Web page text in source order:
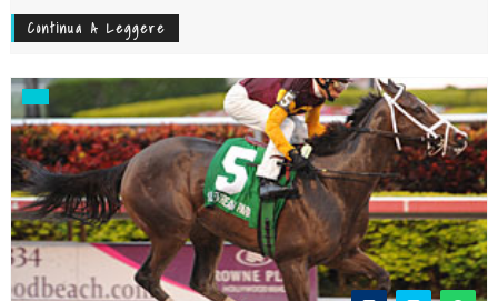
Continua A Leggere